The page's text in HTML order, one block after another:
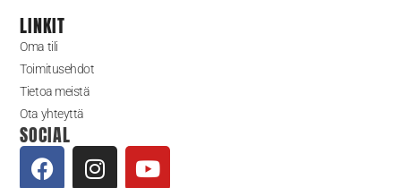
LINKIT
Oma tili
Toimitusehdot
Tietoa meistä
Ota yhteyttä
SOCIAL